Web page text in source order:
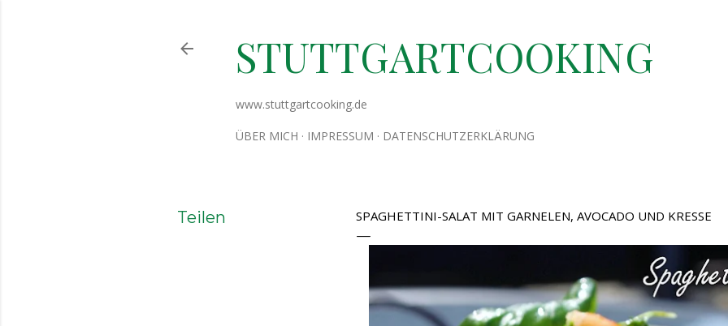
STUTTGARTCOOKING
www.stuttgartcooking.de
ÜBER MICH IMPRESSUM DATENSCHUTZERKLÄRUNG
Teilen SPAGHETTINI-SALAT MIT GARNELEN, AVOCADO UND KRESSE